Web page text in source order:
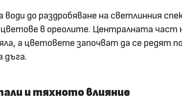
до раздробяване на светлинния
в ореолите. Централната част
а цветовете започват да се редят по
дъга.
и тяхното влияние